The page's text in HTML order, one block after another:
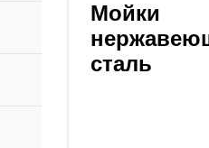
Мойки
сталь